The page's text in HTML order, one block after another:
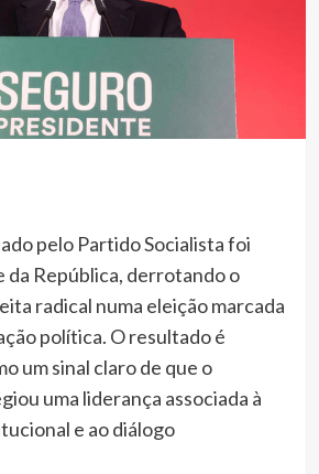
pelo Partido Socialista foi
República, derrotando o
radical numa eleição marcada
política. O resultado é
um sinal claro de que o
uma liderança associada à
e ao diálogo